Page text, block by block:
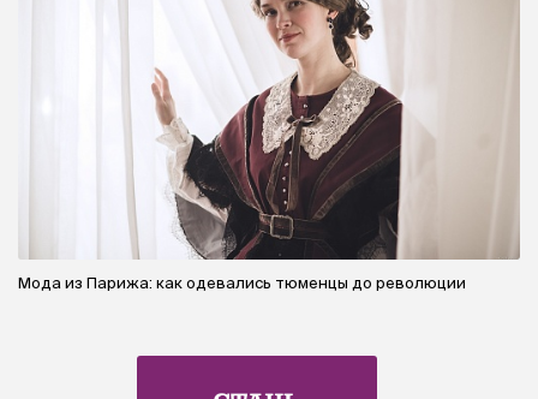
Мода из Парижа: как одевались тюменцы до революции